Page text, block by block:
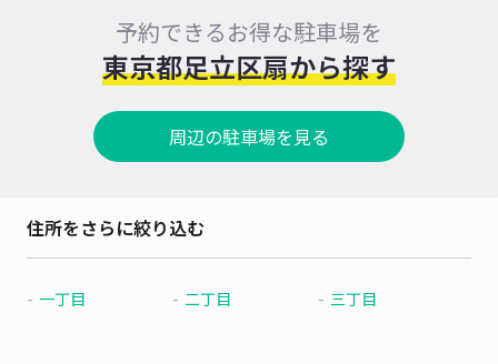
予約できるお得な駐車場を
東京都足立区扇から探す
周辺の駐車場を見る
住所をさらに絞り込む
一丁目 二丁目 三丁目